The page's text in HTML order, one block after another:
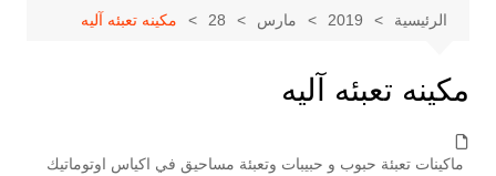
الرئيسية 2019 مارس 28 مكينه تعبئه آليه
مكينه تعبئه آليه
ماكينات تعبئة حبوب و حبيبات وتعبئة مساحيق في اكياس اوتوماتيك